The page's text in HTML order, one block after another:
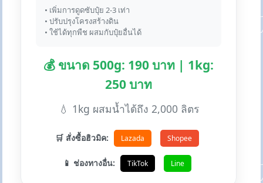
• เพิ่มการดูดซับปุ๋ย 2-3 เท่า
• ปรับปรุงโครงสร้างดิน
• ใช้ได้ทุกพืช ผสมกับปุ๋ยอื่นได้
💰 ขนาด 500g: 190 บาท | 1kg:
250 บาท
💧 1kg ผสมน้ำได้ถึง 2,000 ลิตร
🛒 สั่งซื้อฮิวมิค: Lazada Shopee
📱 ช่องทางอื่น: TikTok Line